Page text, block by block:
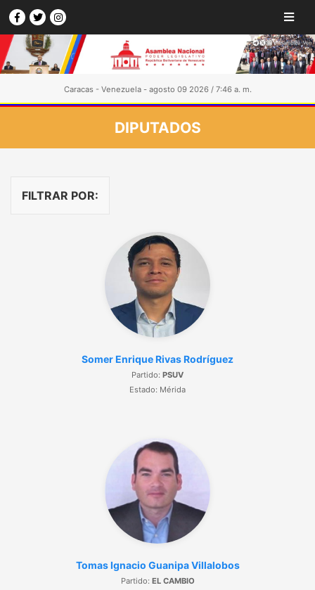
Caracas - Venezuela - agosto 09 2026 / 7:46 a. m.
DIPUTADOS
FILTRAR POR:
Somer Enrique Rivas Rodríguez
Partido: PSUV
Estado: Mérida
Tomas Ignacio Guanipa Villalobos
Partido: EL CAMBIO